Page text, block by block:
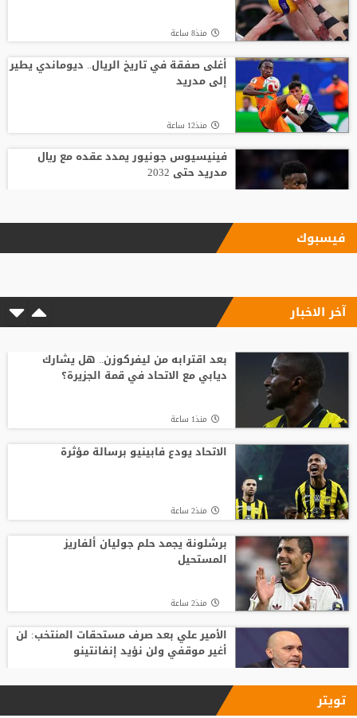
منذ8 ساعة
أغلى صفقة في تاريخ الريال.. ديوماندي يطير
إلى مدريد
منذ12 ساعة
فينيسيوس جونيور يمدد عقده مع ريال
مدريد حتى 2032
بعد رفض السعودية.. نادٍ فرنسي يتوصل
رودري يحسم قراره ويختار وجهته المقبلة
تصريح رسمي يعقد مهمة برشلونة في
صفقة المستقبل
صدام في تدريبات أتلتيكو.. ألفاريز يطالب
سيميوني بتسهيل رحيله لبرشلونة
فيسبوك
آخر الاخبار
بعد اقترابه من ليفركوزن.. هل يشارك
ديابي مع الاتحاد في قمة الجزيرة؟
منذ1 ساعة
الاتحاد يودع فابينيو برسالة مؤثرة
منذ2 ساعة
برشلونة يجمد حلم جوليان ألفاريز
المستحيل
منذ2 ساعة
الأمير علي بعد صرف مستحقات المنتخب: لن
أغير موقفي ولن نؤيد إنفانتينو
تويتر